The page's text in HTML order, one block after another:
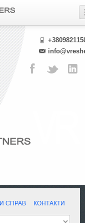
СПРАВ КОНТАКТИ